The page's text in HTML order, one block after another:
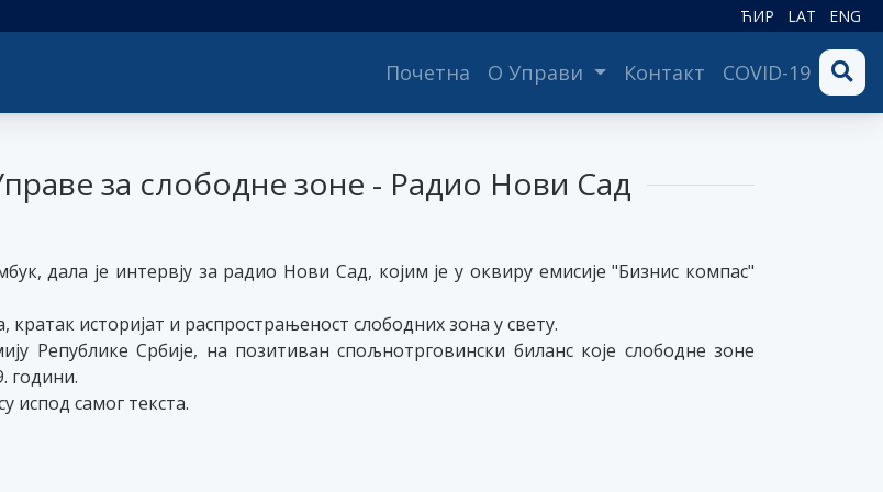
ЋИР LAT ENG
Почетна (current)
О Управи Контакт COVID-19
за слободне зоне - Радио Нови Сад
дала је интервју за радио Нови Сад, којим је у оквиру емисије "Бизнис компас"
историјат и распрострањеност слободних зона у свету.
Републике Србије, на позитиван спољнотрговински биланс које слободне зоне
години.
испод самог текста.